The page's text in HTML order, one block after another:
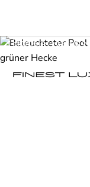
Home Places